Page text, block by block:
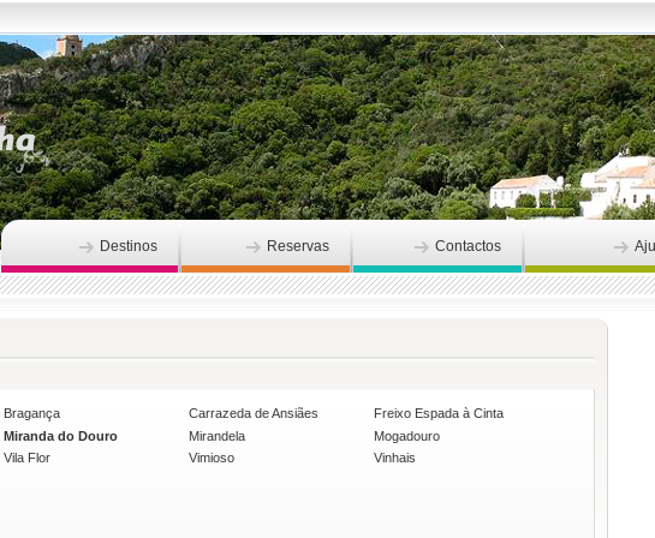
Destinos Reservas Contactos
Bragança Carrazeda de Ansiães
Freixo Espada à Cinta
Miranda do Douro Mirandela
Mogadouro
Vila Flor Vimioso Vinhais